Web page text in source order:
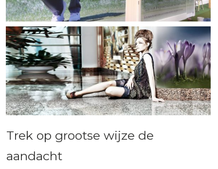
Trek op grootse wijze de
aandacht